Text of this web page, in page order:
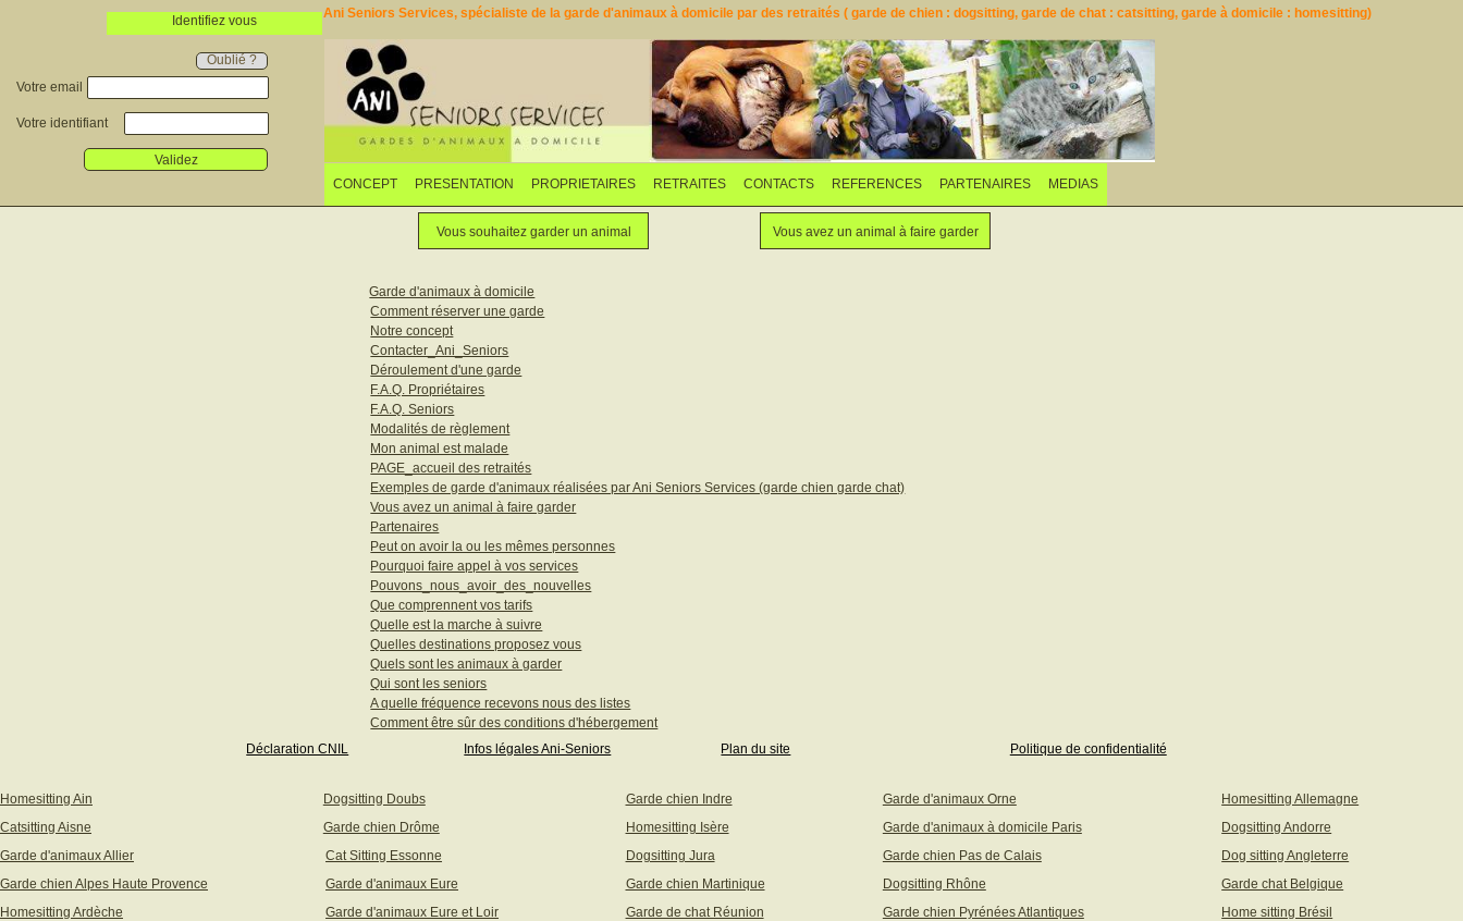
Identifiez vous
Oublié ?
Votre email
Votre identifiant
Validez
Ani Seniors Services, spécialiste de la garde d'animaux à domicile par des retraités ( garde de chien : dogsitting, garde de chat : catsitting, garde à domicile : homesitting)
CONCEPT PRESENTATION PROPRIETAIRES
Faites garder votre animal
RETRAITES
Vous souhaitez garder un animal
CONTACTS REFERENCES PARTENAIRES MEDIAS
Vous souhaitez garder un animal Vous avez un animal à faire garder
Garde d'animaux à domicile
Comment réserver une garde
Notre concept
Contacter_Ani_Seniors
Déroulement d'une garde
F.A.Q. Propriétaires
F.A.Q. Seniors
Modalités de règlement
Mon animal est malade
PAGE_accueil des retraités
Exemples de garde d'animaux réalisées par Ani Seniors Services (garde chien garde chat)
Vous avez un animal à faire garder
Partenaires
Peut on avoir la ou les mêmes personnes
Pourquoi faire appel à vos services
Pouvons_nous_avoir_des_nouvelles
Que comprennent vos tarifs
Quelle est la marche à suivre
Quelles destinations proposez vous
Quels sont les animaux à garder
Qui sont les seniors
A quelle fréquence recevons nous des listes
Comment être sûr des conditions d'hébergement
Déclaration CNIL
Infos légales Ani-Seniors Plan du site Politique de confidentialité
Homesitting Ain Dogsitting Doubs Garde chien Indre Garde d'animaux Orne
Homesitting Allemagne
Catsitting Aisne
Garde chien Drôme Homesitting Isère Garde d'animaux à domicile Paris
Dogsitting Andorre
Garde d'animaux Allier
Cat Sitting Essonne Dogsitting Jura Garde chien Pas de Calais
Dog sitting Angleterre
Garde chien Alpes Haute Provence
Garde d'animaux Eure Garde chien Martinique Dogsitting Rhône
Garde chat Belgique
Homesitting Ardèche
Garde d'animaux Eure et Loir Garde de chat Réunion Garde chien Pyrénées Atlantiques
Home sitting Brésil